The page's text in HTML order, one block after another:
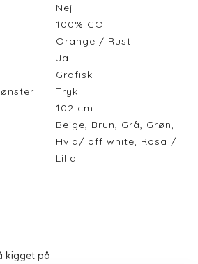
Nej
100% COT
Orange / Rust
Ja
Grafisk
Tryk
102 cm
Beige, Brun, Grå, Grøn,
Hvid/ off white, Rosa /
Lilla
kigget på